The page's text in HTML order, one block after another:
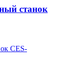
станок
CES-